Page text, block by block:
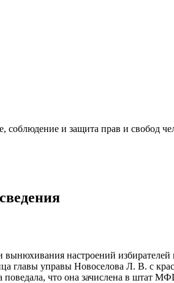
и защита прав и свобод
настроений
главы управы Новоселова Л. В. с
что она зачислена в штат